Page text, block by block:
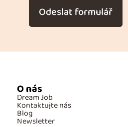
Odeslat formulář
O nás
Dream Job
Kontaktujte nás
Blog
Newsletter